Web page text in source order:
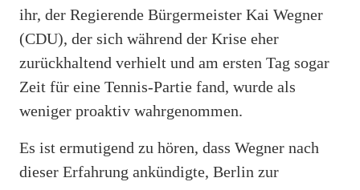
ihr, der Regierende Bürgermeister Kai Wegner
(CDU), der sich während der Krise eher
zurückhaltend verhielt und am ersten Tag sogar
Zeit für eine Tennis-Partie fand, wurde als
weniger proaktiv wahrgenommen.
Es ist ermutigend zu hören, dass Wegner nach
dieser Erfahrung ankündigte, Berlin zur